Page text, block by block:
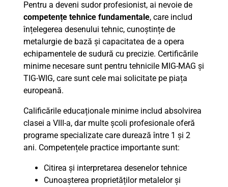
Pentru a deveni sudor profesionist, ai nevoie de
competențe tehnice fundamentale, care includ
înțelegerea desenului tehnic, cunoștințe de
metalurgie de bază și capacitatea de a opera
echipamentele de sudură cu precizie. Certificările
minime necesare sunt pentru tehnicile MIG-MAG și
TIG-WIG, care sunt cele mai solicitate pe piața
europeană.
Calificările educaționale minime includ absolvirea
clasei a VIII-a, dar multe școli profesionale oferă
programe specializate care durează între 1 și 2
ani. Competențele practice importante sunt:
Citirea și interpretarea desenelor tehnice
Cunoașterea proprietăților metalelor și